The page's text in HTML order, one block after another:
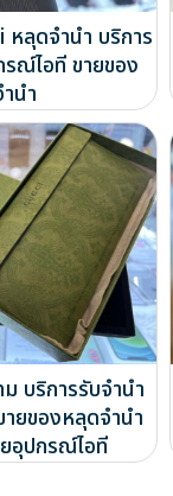
ลุดจำนำ บริการ
ณ์ไอที ขายของ
นำ
บริการรับจำนำ
ยของหลุดจำนำ
อุปกรณ์ไอที